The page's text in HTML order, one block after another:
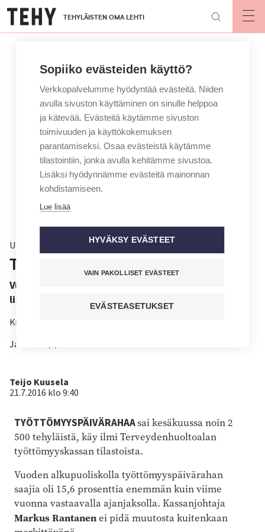
Hyppää
pääsisältöön
TEHYLÄISTEN OMA LEHTI
Uutinen
Työttömänä 2 500 tehyläistä
Vuorotteluvapaan ehtojen tiukentuminen saattaa
lisätä työttömyyttä.
Kuuntele juttu
Jaa sivu
Kirjoittaja
Teijo Kuusela
21.7.2016 klo 9:40
TYÖTTÖMYYSPÄIVÄRAHAAsai kesäkuussa noin 2
500 tehyläistä, käy ilmi Terveydenhuoltoalan
työttömyyskassan tilastoista.
Vuoden alkupuoliskolla työttömyyspäivärahan
saajia oli 15,6 prosenttia enemmän kuin viime
vuonna vastaavalla ajanjaksolla. Kassanjohtaja
Markus Rantanenei pidä muutosta kuitenkaan
Sopiiko evästeiden käyttö?
Verkkopalvelumme hyödyntää evästeitä. Niiden
avulla sivuston käyttäminen on sinulle helppoa
ja kätevää. Evästeitä käytämme sivuston
toimivuuden ja käyttökokemuksen
parantamiseksi. Osaa evästeistä käytämme
tilastointiin, jonka avulla kehitämme sivustoa.
Lisäksi hyödynnämme evästeitä mainonnan
kohdistamiseen.
Lue lisää
HYVÄKSY EVÄSTEET
VAIN PAKOLLISET EVÄSTEET
EVÄSTEASETUKSET